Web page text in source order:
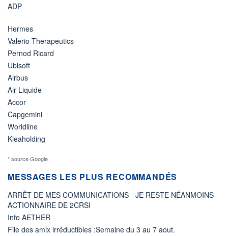
ADP
Hermes
Valerio Therapeutics
Pernod Ricard
Ubisoft
Airbus
Air Liquide
Accor
Capgemini
Worldline
Kleaholding
* source Google
MESSAGES LES PLUS RECOMMANDÉS
ARRÊT DE MES COMMUNICATIONS - JE RESTE NÉANMOINS
ACTIONNAIRE DE 2CRSI
Info AETHER
File des amix irréductibles :Semaine du 3 au 7 aout.